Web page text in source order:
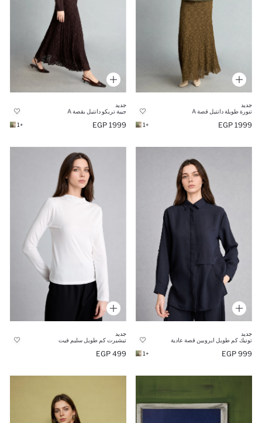
جديد
تنورة طويلة دانتيل قصة A
1999 EGP
+1
جديد
جيبة تريكو دانتيل بقصة A
1999 EGP
+1
جديد
تونيك كم طويل ايروبين قصة عادية
999 EGP
+1
جديد
تيشيرت كم طويل سليم فيت
499 EGP